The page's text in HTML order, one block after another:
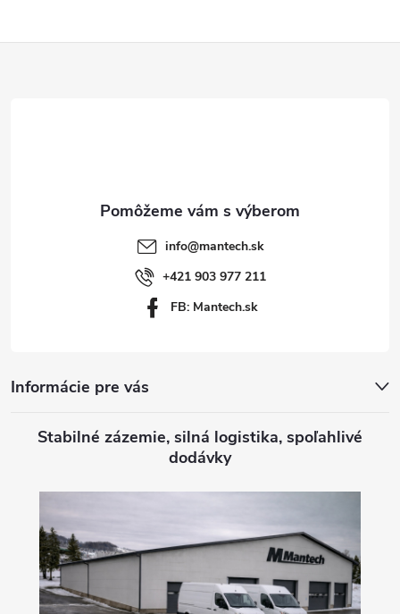
info@mantech.sk
+421 903 977 211
FB: Mantech.sk
Informácie pre vás
Stabilné zázemie, silná logistika, spoľahlivé
dodávky